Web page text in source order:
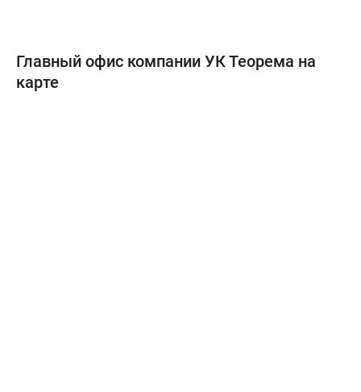
Главный офис компании УК Теорема на
карте